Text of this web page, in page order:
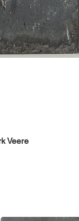
Veere